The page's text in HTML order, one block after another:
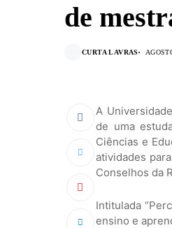
de
CURTA LAVRAS
A
de uma
Ciências e
atividades
Conselhos da
Intitulada
ensino e